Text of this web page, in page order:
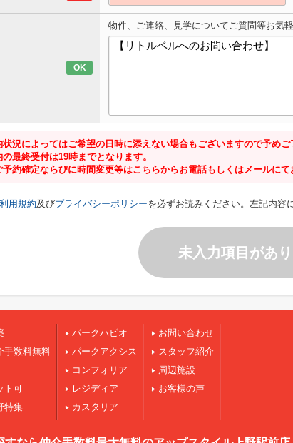
OK
物件、ご連絡、見学についてご質問等お気
状況によってはご希望の日時に添えない場合もございますので予めご
の最終受付は19時までとなります。
予約確定ならびに時間変更等はこちらからお電話もしくはメールにて
利用規約及びプライバシーポリシーを必ずお読みください。左記内容
未入力項目があ
手数料無料
ト可
特集
パークハビオ
パークアクシス
コンフォリア
レジディア
カスタリア
お問い合わせ
スタッフ紹介
周辺施設
お客様の声